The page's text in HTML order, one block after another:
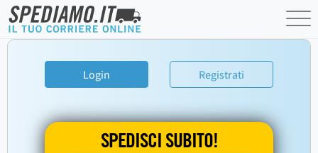
Login Registrati
SPEDISCI SUBITO!